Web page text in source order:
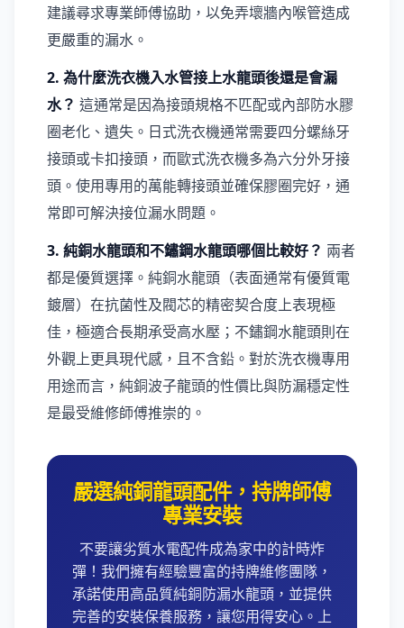
建議尋求專業師傅協助，以免弄壞牆內喉管造成
更嚴重的漏水。
2. 為什麼洗衣機入水管接上水龍頭後還是會漏
水？ 這通常是因為接頭規格不匹配或內部防水膠
圈老化、遺失。日式洗衣機通常需要四分螺絲牙
接頭或卡扣接頭，而歐式洗衣機多為六分外牙接
頭。使用專用的萬能轉接頭並確保膠圈完好，通
常即可解決接位漏水問題。
3. 純銅水龍頭和不鏽鋼水龍頭哪個比較好？ 兩者
都是優質選擇。純銅水龍頭（表面通常有優質電
鍍層）在抗菌性及閥芯的精密契合度上表現極
佳，極適合長期承受高水壓；不鏽鋼水龍頭則在
外觀上更具現代感，且不含鉛。對於洗衣機專用
用途而言，純銅波子龍頭的性價比與防漏穩定性
是最受維修師傅推崇的。
嚴選純銅龍頭配件，持牌師傅
專業安裝
不要讓劣質水電配件成為家中的計時炸
彈！我們擁有經驗豐富的持牌維修團隊，
承諾使用高品質純銅防漏水龍頭，並提供
完善的安裝保養服務，讓您用得安心。上